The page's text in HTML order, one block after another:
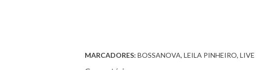
MARCADORES: BOSSANOVA LEILA PINHEIRO LIVE